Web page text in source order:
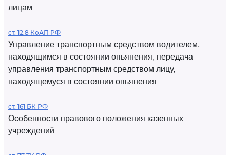
лицам
ст. 12.8 КоАП РФ
Управление транспортным средством водителем,
находящимся в состоянии опьянения, передача
управления транспортным средством лицу,
находящемуся в состоянии опьянения
ст. 161 БК РФ
Особенности правового положения казенных
учреждений